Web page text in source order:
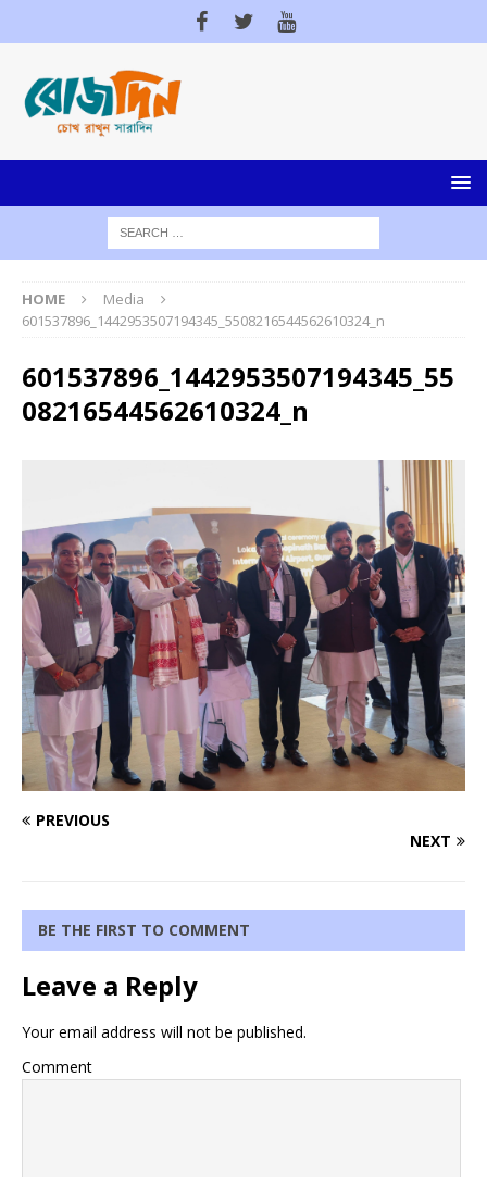
HOME
Media
601537896_1442953507194345_5508216544562610324_n
601537896_1442953507194345_55
08216544562610324_n
PREVIOUS
NEXT
BE THE FIRST TO COMMENT
Leave a Reply
Your email address will not be published.
Comment